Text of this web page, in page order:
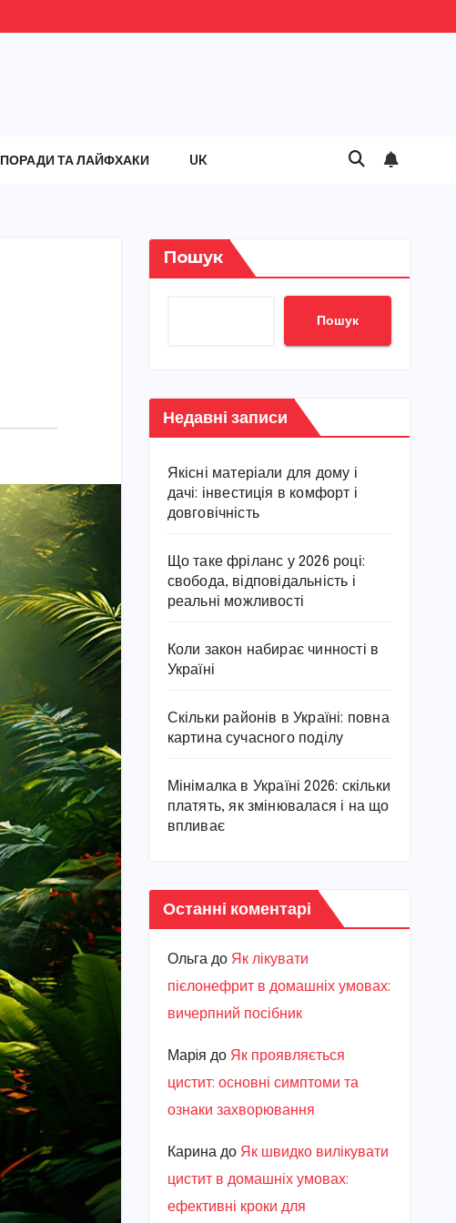
ПОРАДИ ТА ЛАЙФХАКИ UK
Пошук
Пошук
Недавні записи
Якісні матеріали для дому і
дачі: інвестиція в комфорт і
довговічність
Що таке фріланс у 2026 році:
свобода, відповідальність і
реальні можливості
Коли закон набирає чинності в
Україні
Скільки районів в Україні: повна
картина сучасного поділу
Мінімалка в Україні 2026: скільки
платять, як змінювалася і на що
впливає
Останні коментарі
Ольгадо Як лікувати
пієлонефрит в домашніх умовах:
вичерпний посібник
Марiя до Як проявляється
цистит: основні симптоми та
ознаки захворювання
Каринадо Як швидко вилікувати
цистит в домашніх умовах:
ефективні кроки для